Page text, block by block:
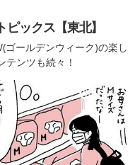
ックス【東北】
ゴールデンウィーク)の楽し
ンツも続々！